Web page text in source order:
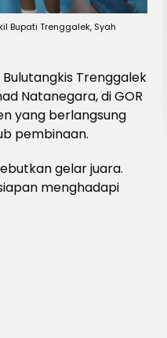
Bupati Trenggalek, Syah
Trenggalek
Natanegara, di GOR
yang berlangsung
pembinaan.
gelar juara.
menghadapi